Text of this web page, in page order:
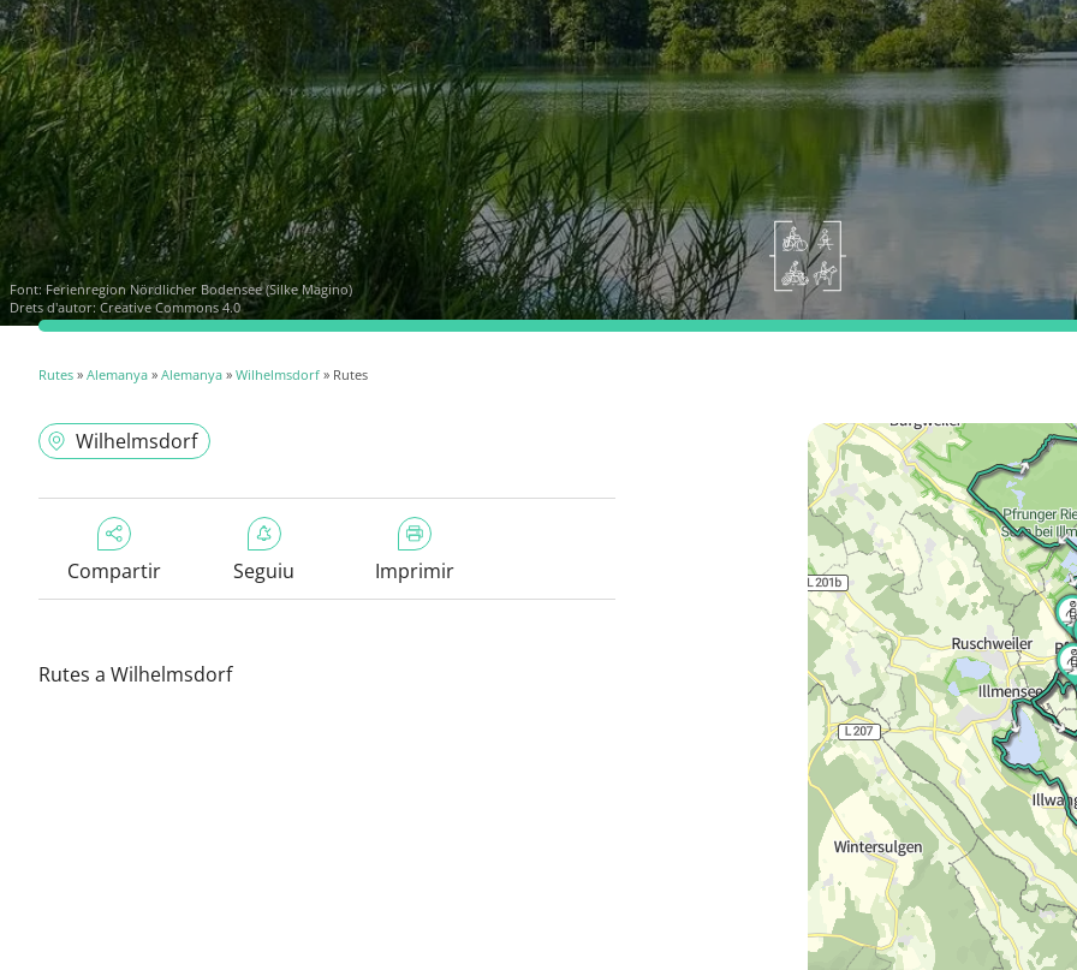
Font: Ferienregion Nördlicher Bodensee (Silke Magino)
Drets d'autor: Creative Commons 4.0
Rutes » Alemanya » Alemanya » Wilhelmsdorf » Rutes
Wilhelmsdorf
Compartir Seguiu Imprimir
Rutes a Wilhelmsdorf